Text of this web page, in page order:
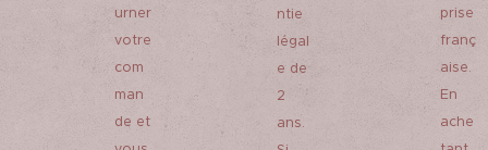
urner
votre
com
man
de et
ntie
légal
e de
2
ans.
prise
franç
aise.
En
ache